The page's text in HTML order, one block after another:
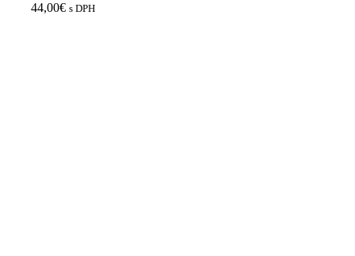
44,00€ s DPH